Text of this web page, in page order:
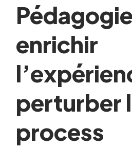
enrichir
perturber
process